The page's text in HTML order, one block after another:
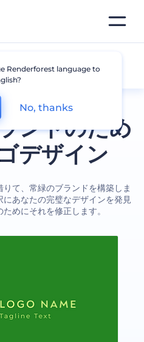
ンドのため
デザイン
て、常緑のブランドを構築しま
あなたの完璧なデザインを発見
めにそれを修正します。
Renderforest language to
No, thanks